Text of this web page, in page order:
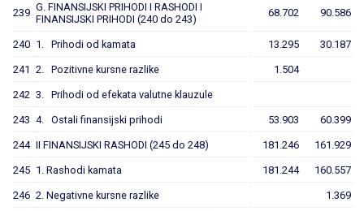
239 G. FINANSIJSKI PRIHODI I RASHODI I
FINANSIJSKI PRIHODI (240 do 243)
68.702 90.586
240 1. Prihodi od kamata 13.295 30.187
241 2. Pozitivne kursne razlike 1.504
242 3. Prihodi od efekata valutne klauzule
243 4. Ostali finansijski prihodi 53.903 60.399
244 II FINANSIJSKI RASHODI (245 do 248) 181.246 161.929
245 1. Rashodi kamata 181.244 160.557
246 2. Negativne kursne razlike 1.369